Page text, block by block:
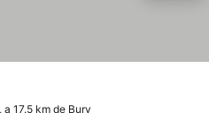
a 17.5 km de Bury